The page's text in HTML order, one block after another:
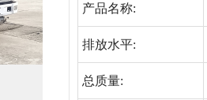
产品名称:
排放水平:
总质量: